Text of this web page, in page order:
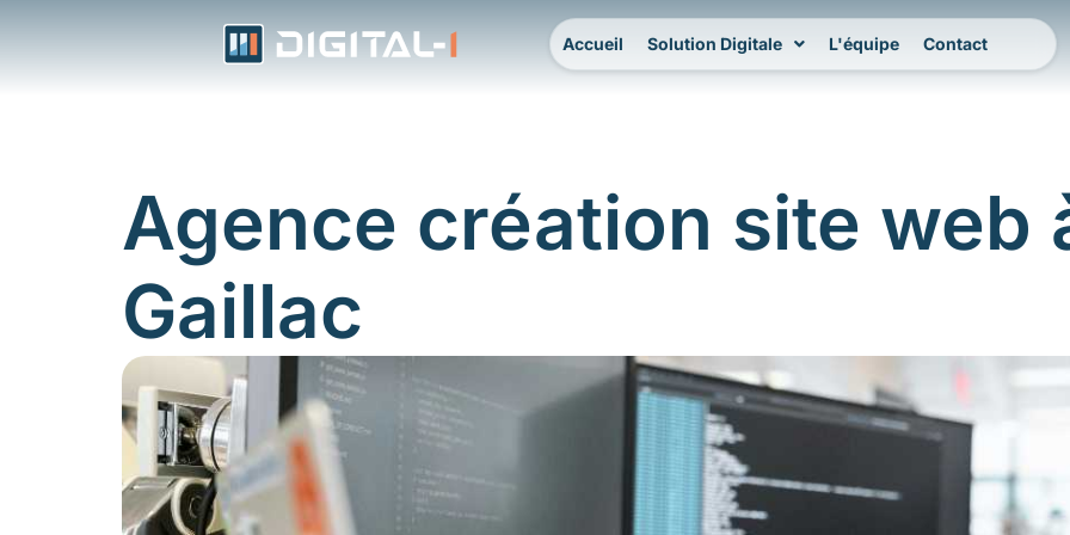
Aller
Accueil Solution Digitale L'équipe Contact
Agence création site web
Gaillac